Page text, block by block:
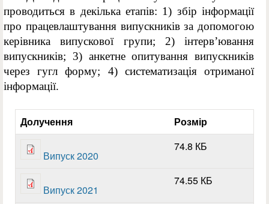
проводиться в декілька етапів: 1) збір інформації
про працевлаштування випускників за допомогою
керівника випускової групи; 2) інтерв’ювання
випускників; 3) анкетне опитування випускників
через гугл форму; 4) систематизація отриманої
інформації.
Долучення Розмір
Випуск 2020
74.8 КБ
Випуск 2021
74.55 КБ